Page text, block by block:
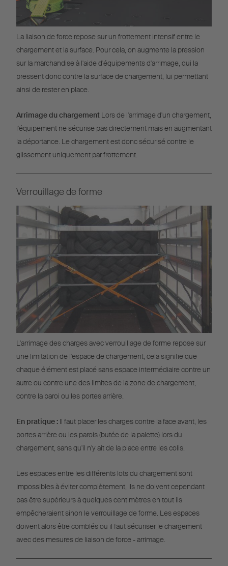
La liaison de force repose sur un frottement intensif entre le
chargement et la surface. Pour cela, on augmente la pression
sur la marchandise à l'aide d'équipements d'arrimage, qui la
pressent donc contre la surface de chargement, lui permettant
ainsi de rester en place.
Arrimage du chargement Lors de l'arrimage d'un chargement,
l'équipement ne sécurise pas directement mais en augmentant
la déportance. Le chargement est donc sécurisé contre le
glissement uniquement par frottement.
Verrouillage de forme
L'arrimage des charges avec verrouillage de forme repose sur
une limitation de l'espace de chargement, cela signifie que
chaque élément est placé sans espace intermédiaire contre un
autre ou contre une des limites de la zone de chargement,
contre la paroi ou les portes arrière.
En pratique : Il faut placer les charges contre la face avant, les
portes arrière ou les parois (butée de la palette) lors du
chargement, sans qu'il n'y ait de la place entre les colis.
Les espaces entre les différents lots du chargement sont
impossibles à éviter complètement, ils ne doivent cependant
pas être supérieurs à quelques centimètres en tout ils
empêcheraient sinon le verrouillage de forme. Les espaces
doivent alors être comblés ou il faut sécuriser le chargement
avec des mesures de liaison de force - arrimage.